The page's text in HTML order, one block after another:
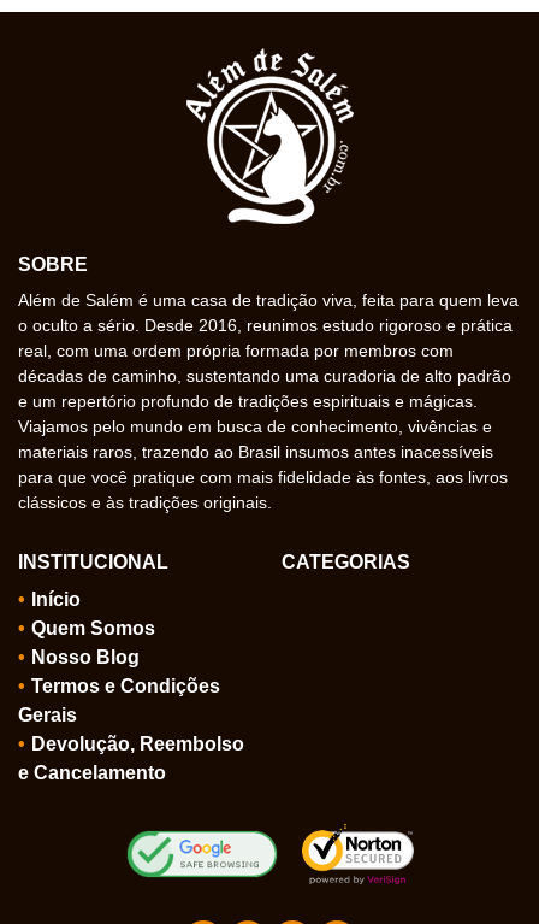
SOBRE
Além de Salém é uma casa de tradição viva, feita para quem leva
o oculto a sério. Desde 2016, reunimos estudo rigoroso e prática
real, com uma ordem própria formada por membros com
décadas de caminho, sustentando uma curadoria de alto padrão
e um repertório profundo de tradições espirituais e mágicas.
Viajamos pelo mundo em busca de conhecimento, vivências e
materiais raros, trazendo ao Brasil insumos antes inacessíveis
para que você pratique com mais fidelidade às fontes, aos livros
clássicos e às tradições originais.
INSTITUCIONAL
Início
Quem Somos
Nosso Blog
Termos e Condições
Gerais
Devolução, Reembolso
e Cancelamento
CATEGORIAS